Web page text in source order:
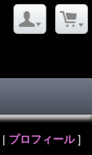
| プロフィール]